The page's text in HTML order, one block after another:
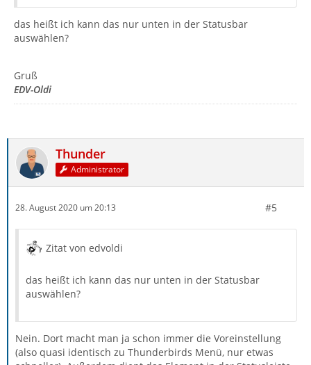
das heißt ich kann das nur unten in der Statusbar
auswählen?
Gruß
EDV-Oldi
Thunder
Administrator
28. August 2020 um 20:13 #5
Zitat von edvoldi
das heißt ich kann das nur unten in der Statusbar
auswählen?
Nein. Dort macht man ja schon immer die Voreinstellung
(also quasi identisch zu Thunderbirds Menü, nur etwas